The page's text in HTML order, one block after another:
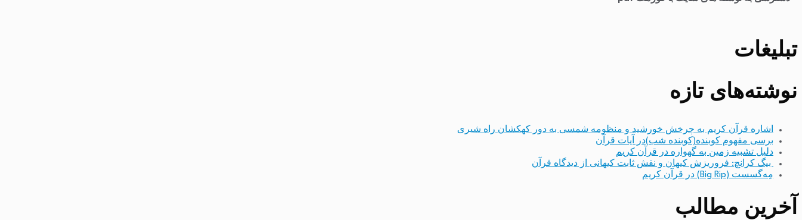
تبلیغات
نوشته‌های تازه
اشاره قرآن کریم به چرخش خورشید و منظومه شمسی به دور کهکشان راه شیری
برسی مفهوم کوبنده(کوبنده شب)در آیات قرآن
دلیل تشبیه زمین به گهواره در قرآن کریم
بیگ کرانچ: فروریزش کیهان و نقش ثابت کیهانی از دیدگاه قرآن
مِه‌گسست (Big Rip) در قرآن کریم
آخرین مطالب